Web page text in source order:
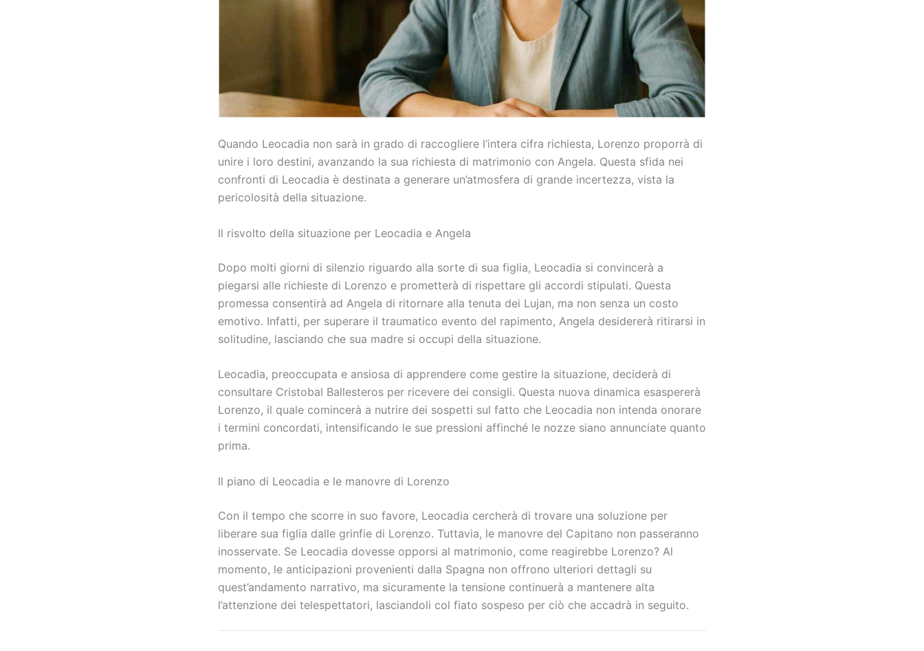
Quando Leocadia non sarà in grado di raccogliere l’intera cifra richiesta, Lorenzo proporrà di
unire i loro destini, avanzando la sua richiesta di matrimonio con Angela. Questa sfida nei
confronti di Leocadia è destinata a generare un’atmosfera di grande incertezza, vista la
pericolosità della situazione.
Il risvolto della situazione per Leocadia e Angela
Dopo molti giorni di silenzio riguardo alla sorte di sua figlia, Leocadia si convincerà a
piegarsi alle richieste di Lorenzo e prometterà di rispettare gli accordi stipulati. Questa
promessa consentirà ad Angela di ritornare alla tenuta dei Lujan, ma non senza un costo
emotivo. Infatti, per superare il traumatico evento del rapimento, Angela desidererà ritirarsi in
solitudine, lasciando che sua madre si occupi della situazione.
Leocadia, preoccupata e ansiosa di apprendere come gestire la situazione, deciderà di
consultare Cristobal Ballesteros per ricevere dei consigli. Questa nuova dinamica esaspererà
Lorenzo, il quale comincerà a nutrire dei sospetti sul fatto che Leocadia non intenda onorare
i termini concordati, intensificando le sue pressioni affinché le nozze siano annunciate quanto
prima.
Il piano di Leocadia e le manovre di Lorenzo
Con il tempo che scorre in suo favore, Leocadia cercherà di trovare una soluzione per
liberare sua figlia dalle grinfie di Lorenzo. Tuttavia, le manovre del Capitano non passeranno
inosservate. Se Leocadia dovesse opporsi al matrimonio, come reagirebbe Lorenzo? Al
momento, le anticipazioni provenienti dalla Spagna non offrono ulteriori dettagli su
quest’andamento narrativo, ma sicuramente la tensione continuerà a mantenere alta
l’attenzione dei telespettatori, lasciandoli col fiato sospeso per ciò che accadrà in seguito.